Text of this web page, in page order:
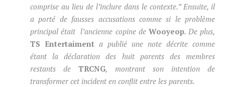
comprise au lieu de l’inclure dans le contexte.” Ensuite, il
a porté de fausses accusations comme si le problème
principal était l’ancienne copine de Wooyeop. De plus,
TS Entertaiment a publié une note décrite comme
étant la déclaration des huit parents des membres
restants deTRCNG, montrant son intention de
transformer cet incident en conflit entre les parents.